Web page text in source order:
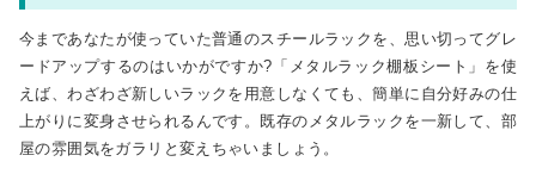
今まであなたが使っていた普通のスチールラックを、思い切ってグレ
ードアップするのはいかがですか?「メタルラック棚板シート」を使
えば、わざわざ新しいラックを用意しなくても、簡単に自分好みの仕
上がりに変身させられるんです。既存のメタルラックを一新して、部
屋の雰囲気をガラリと変えちゃいましょう。